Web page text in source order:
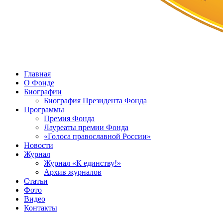
Главная
О Фонде
Биографии
Биография Президента Фонда
Программы
Премия Фонда
Лауреаты премии Фонда
«Голоса православной России»
Новости
Журнал
Журнал «К единству!»
Архив журналов
Статьи
Фото
Видео
Контакты